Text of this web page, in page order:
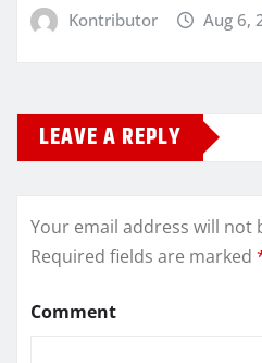
Kontributor Aug 6,
LEAVE A REPLY
Your email address will not
Required fields are marked
Comment